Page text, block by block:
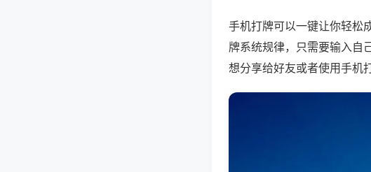
手机打牌可以一键让你轻松
牌系统规律，只需要输入自
想分享给好友或者使用手机